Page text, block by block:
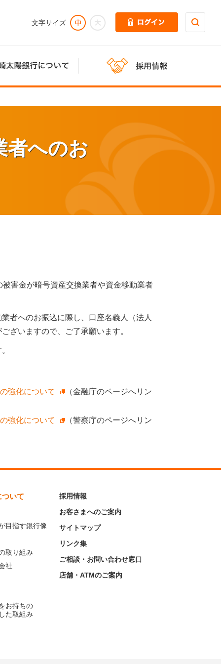
者へのお
害金が暗号資産交換業者や資金移動業者
者へのお振込に際し、口座名義人（法人
ざいますので、ご了承願います。
強化について （金融庁のページへリン
強化について （警察庁のページへリン
いて
目指す銀行像
取り組み
社
お持ちの
た取組み
採用情報
お客さまへのご案内
サイトマップ
リンク集
ご相談・お問い合わせ窓口
店舗・ATMのご案内